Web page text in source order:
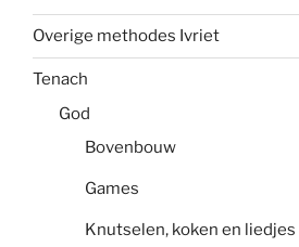
Overige methodes Ivriet
Tenach
God
Bovenbouw
Games
Knutselen, koken en liedjes